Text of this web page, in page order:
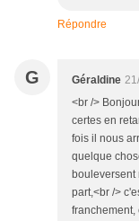
Répondre
G Géraldine
<br />
certes en
fois il nous
quelque
bouleversent
part,<br />
franchement,